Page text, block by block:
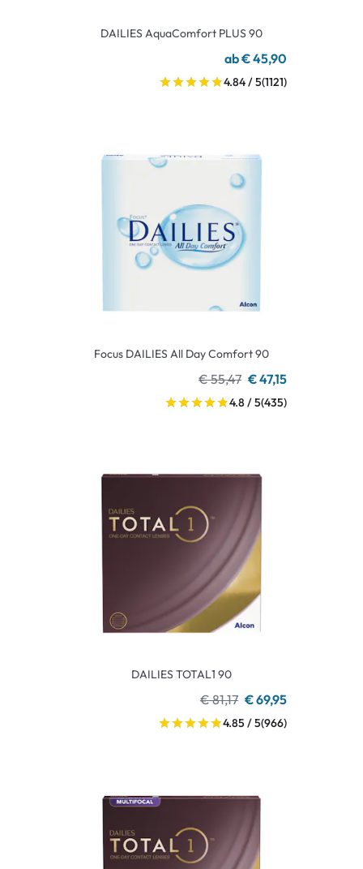
DAILIES AquaComfort PLUS 90
ab € 45,90
4.84 / 5(1121)
Focus DAILIES All Day Comfort 90
€ 55,47 € 47,15
4.8 / 5(435)
DAILIES TOTAL1 90
€ 81,17 € 69,95
4.85 / 5(966)